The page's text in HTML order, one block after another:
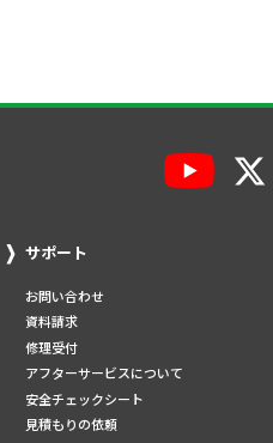
サポート
お問い合わせ
資料請求
修理受付
アフターサービスについて
安全チェックシート
見積もりの依頼